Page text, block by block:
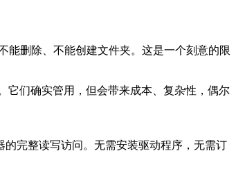
能删除、不能创建文件夹。这是一个刻意的限
它们确实管用，但会带来成本、复杂性，偶尔
的完整读写访问。无需安装驱动程序，无需订